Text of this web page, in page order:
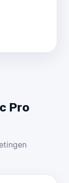
Pro